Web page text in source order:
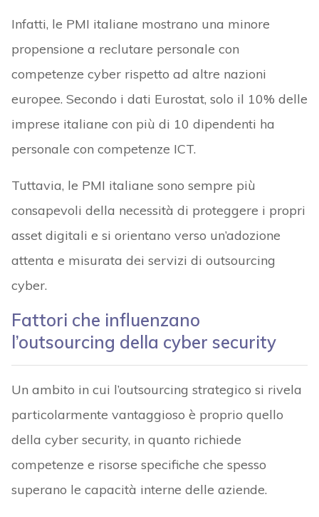
Infatti, le PMI italiane mostrano una minore
propensione a reclutare personale con
competenze cyber rispetto ad altre nazioni
europee. Secondo i dati Eurostat, solo il 10% delle
imprese italiane con più di 10 dipendenti ha
personale con competenze ICT.
Tuttavia, le PMI italiane sono sempre più
consapevoli della necessità di proteggere i propri
asset digitali e si orientano verso un’adozione
attenta e misurata dei servizi di outsourcing
cyber.
Fattori che influenzano
l’outsourcing della cyber security
Un ambito in cui l’outsourcing strategico si rivela
particolarmente vantaggioso è proprio quello
della cyber security, in quanto richiede
competenze e risorse specifiche che spesso
superano le capacità interne delle aziende.